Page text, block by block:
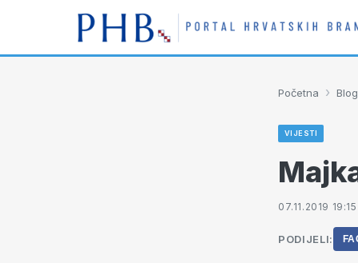
Početna › Blog
VIJESTI
07.11.2019 19:15
PODIJELI: